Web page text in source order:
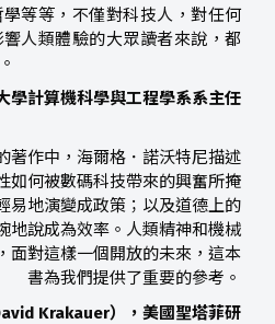
等等，不僅對科技人，對任何
人類體驗的大眾讀者來說，都
計算機科學與工程學系系主任
著作中，海爾格．諾沃特尼描述
如何被數碼科技帶來的興奮所掩
易地演變成政策；以及道德上的
地說成為效率。人類精神和機械
面對這樣一個開放的未來，這本
書為我們提供了重要的參考。
Krakauer），美國聖塔菲研